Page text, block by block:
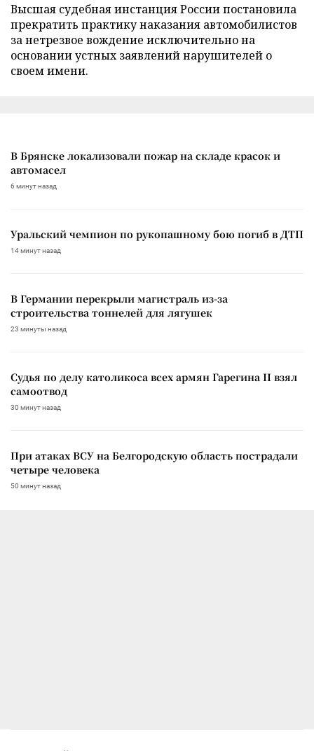
Высшая судебная инстанция России постановила
прекратить практику наказания автомобилистов
за нетрезвое вождение исключительно на
основании устных заявлений нарушителей о
своем имени.
В Брянске локализовали пожар на складе красок и
автомасел
6 минут назад
Уральский чемпион по рукопашному бою погиб в ДТП
14 минут назад
В Германии перекрыли магистраль из-за
строительства тоннелей для лягушек
23 минуты назад
Судья по делу католикоса всех армян Гарегина II взял
самоотвод
30 минут назад
При атаках ВСУ на Белгородскую область пострадали
четыре человека
50 минут назад